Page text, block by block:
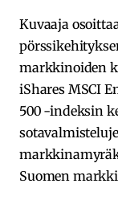
Kuvaaja
markkinoiden
iShares MSCI
500 -indeksin
Suomen